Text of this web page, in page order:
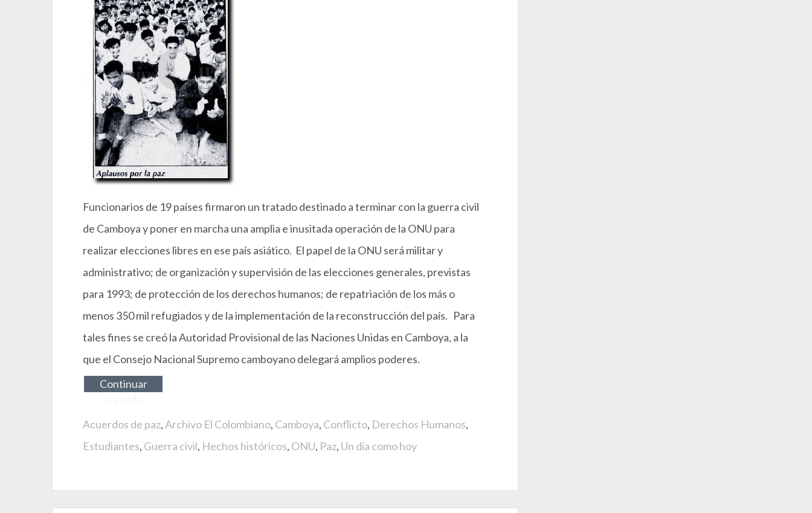
Funcionarios de 19 países firmaron un tratado destinado a terminar con la guerra civil
de Camboya y poner en marcha una amplia e inusitada operación de la ONU para
realizar elecciones libres en ese país asiático. El papel de la ONU será militar y
administrativo; de organización y supervisión de las elecciones generales, previstas
para 1993; de protección de los derechos humanos; de repatriación de los más o
menos 350 mil refugiados y de la implementación de la reconstrucción del país. Para
tales fines se creó la Autoridad Provisional de las Naciones Unidas en Camboya, a la
que el Consejo Nacional Supremo camboyano delegará amplios poderes.
Continuar
Acuerdos de paz,Archivo El Colombiano, Camboya, Conflicto, Derechos Humanos,
Estudiantes, Guerra civil, Hechos históricos, ONU, Paz, Un día como hoy